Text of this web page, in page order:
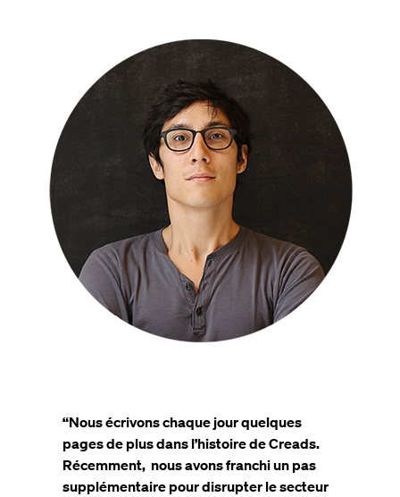
“Nous écrivons chaque jour quelques
pages de plus dans l’histoire de Creads.
Récemment, nous avons franchi un pas
supplémentaire pour disrupter le secteur